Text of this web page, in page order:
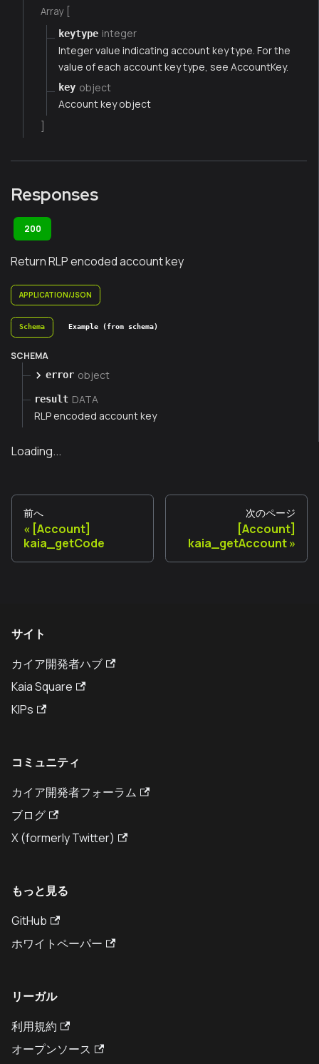
Array [
keytype integer
Integer value indicating account key type. For the
value of each account key type, see AccountKey.
key object
Account key object
Responses
200
Return RLP encoded account key
APPLICATION/JSON
Schema Example (from schema)
SCHEMA
error object
result DATA
RLP encoded account key
Loading...
前へ
[Account]
kaia_getCode
次のページ
[Account]
kaia_getAccount
サイト
カイア開発者ハブ
Kaia Square
KIPs
コミュニティ
カイア開発者フォーラム
ブログ
X (formerly Twitter)
もっと見る
GitHub
ホワイトペーパー
リーガル
利用規約
オープンソース